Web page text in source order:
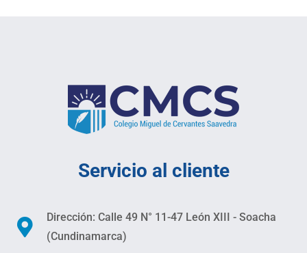
Servicio al cliente
Dirección: Calle 49 N° 11-47 León XIII - Soacha
(Cundinamarca)